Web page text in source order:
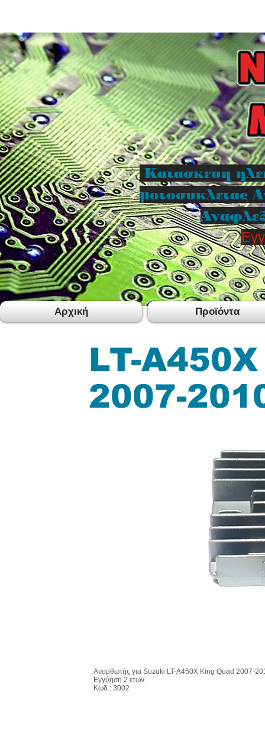
Κατασκευη
μοτοσυκλετας
LT-
2007-
Ανορθωτής για Suzuki LT-A450X King Quad 2007-
Εγγύηση 2 ετων.
Κωδ.: 3002
Αρχική Προϊόντα